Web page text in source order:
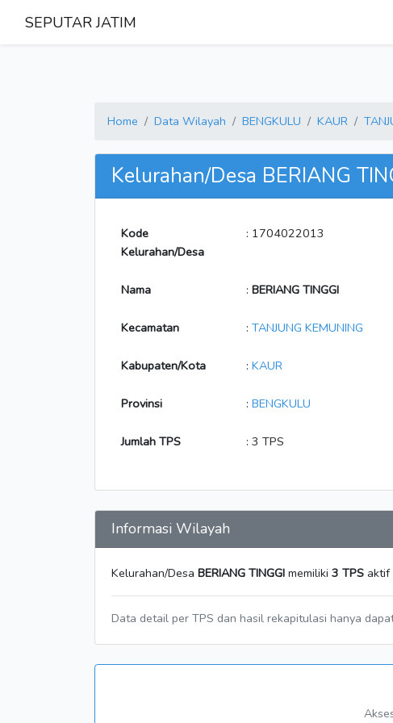
SEPUTAR JATIM
Home Data Wilayah BENGKULU KAUR
Kelurahan/Desa BERIANG
Kode
Kelurahan/Desa
: 1704022013
Nama : BERIANG TINGGI
Kecamatan : TANJUNG KEMUNING
Kabupaten/Kota : KAUR
Provinsi : BENGKULU
Jumlah TPS : 3 TPS
Informasi Wilayah
Kelurahan/Desa BERIANG TINGGI memiliki 3 TPS aktif
Data detail per TPS dan hasil rekapitulasi hanya